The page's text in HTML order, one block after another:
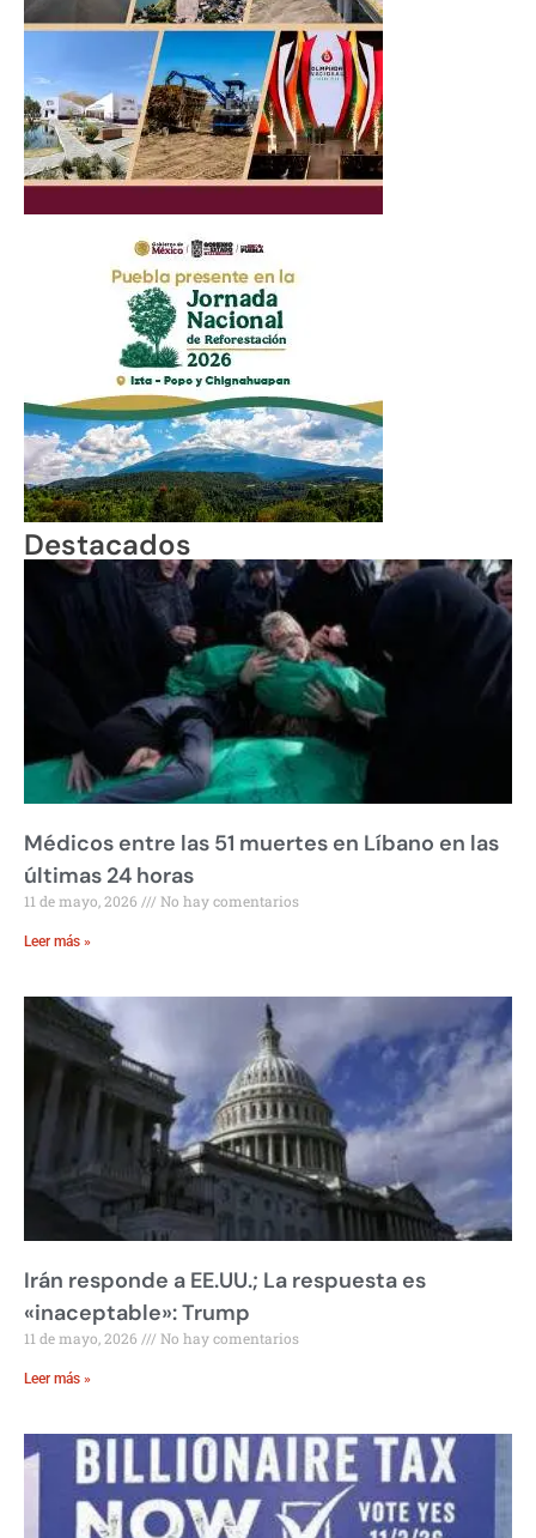
Destacados
Médicos entre las 51 muertes en Líbano en las
últimas 24 horas
11 de mayo, 2026 No hay comentarios
Leer más »
Irán responde a EE.UU.; La respuesta es
«inaceptable»: Trump
11 de mayo, 2026 No hay comentarios
Leer más »